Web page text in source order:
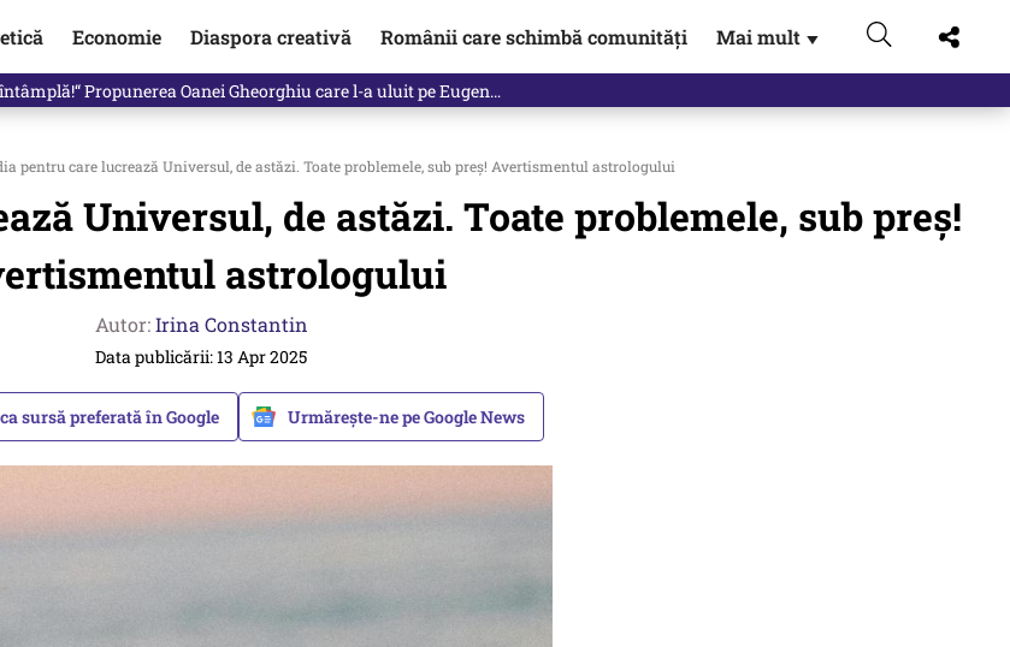
Economie Diaspora creativă Românii care schimbă comunități Mai mult ▼
decizia luată astăzi de Guvern pentru toți românii
pentru care lucrează Universul, de astăzi. Toate problemele, sub preș! Avertismentul astrologului
Universul, de astăzi. Toate problemele, sub preș!
astrologului
Autor:Irina Constantin
Data publicării: 13 Apr 2025
sursă preferată în Google Urmărește-ne pe Google News